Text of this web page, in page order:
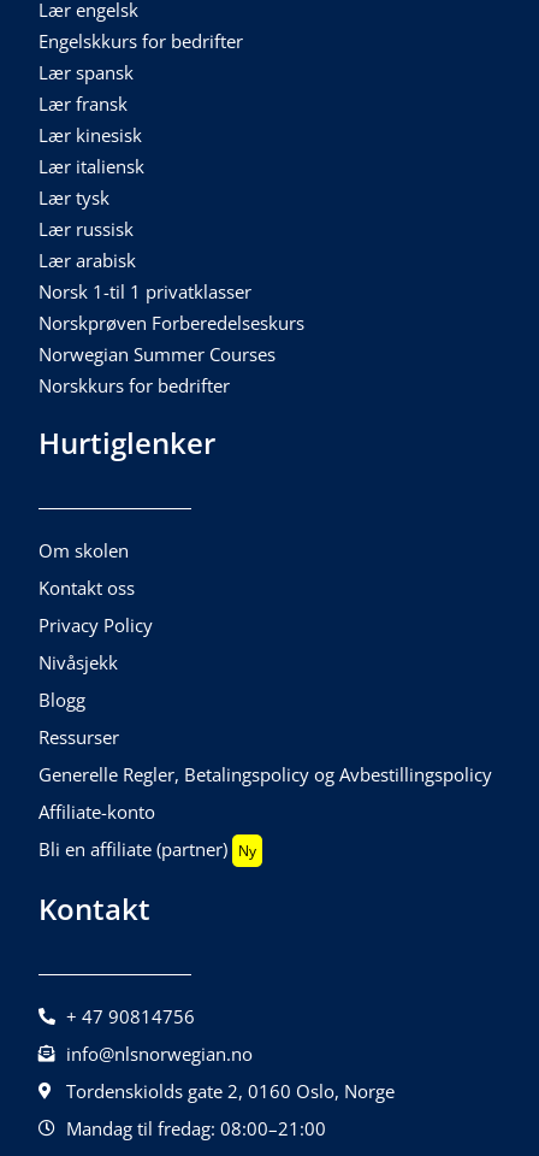
Lær engelsk
Engelskkurs for bedrifter
Lær spansk
Lær fransk
Lær kinesisk
Lær italiensk
Lær tysk
Lær russisk
Lær arabisk
Norsk 1-til 1 privatklasser
Norskprøven Forberedelseskurs
Norwegian Summer Courses
Norskkurs for bedrifter
Hurtiglenker
Om skolen
Kontakt oss
Privacy Policy
Nivåsjekk
Blogg
Ressurser
Generelle Regler, Betalingspolicy og Avbestillingspolicy
Affiliate-konto
Bli en affiliate (partner) Ny
Kontakt
+ 47 90814756
info@nlsnorwegian.no
Tordenskiolds gate 2, 0160 Oslo, Norge
Mandag til fredag: 08:00–21:00